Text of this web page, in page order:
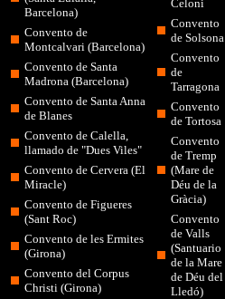
Barcelona)
Convento de
Montcalvari (Barcelona)
Convento de Santa
Madrona (Barcelona)
Convento de Santa Anna
de Blanes
Convento de Calella,
llamado de "Dues Viles"
Convento de Cervera (El
Miracle)
Convento de Figueres
(Sant Roc)
Convento de les Ermites
(Girona)
Convento del Corpus
Christi (Girona)
Celoni
Convento
de Solsona
Convento
de
Tarragona
Convento
de Tortosa
Convento
de Tremp
(Mare de
Déu de la
Gràcia)
Convento
de Valls
(Santuario
de la Mare
de Déu del
Lledó)